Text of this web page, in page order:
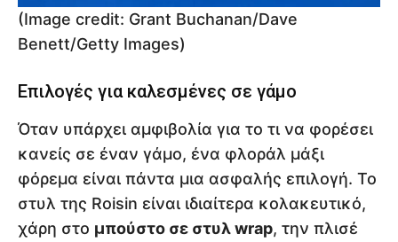
(Image credit: Grant Buchanan/Dave
Benett/Getty Images)
Επιλογές για καλεσμένες σε γάμο
Όταν υπάρχει αμφιβολία για το τι να φορέσει
κανείς σε έναν γάμο, ένα φλοράλ μάξι
φόρεμα είναι πάντα μια ασφαλής επιλογή. Το
στυλ της Roisin είναι ιδιαίτερα κολακευτικό,
χάρη στο μπούστο σε στυλ wrap, την πλισέ